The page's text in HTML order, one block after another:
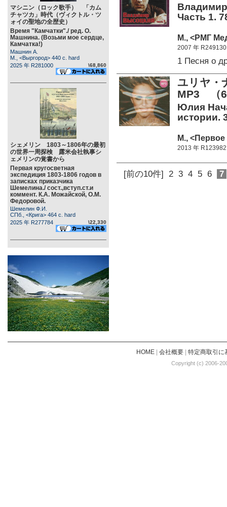
マシニン（ロック歌手） 「カム
チャツカ」時代（ヴィクトル・ツ
ォイの聖地の全歴史）
Время "Камчатки"./ ред. О.
Машнина. (Возьми мое сердце,
Камчатка!)
Машнин А.
М., <Выргород> 440 c. hard
2025 年 R281000
\68,860
シェメリン 1803～1806年の最初
の世界一周探検 露米会社執事シ
ェメリンの覚書から
Первая кругосветная
экспедиция 1803-1806 годов в
записках приказчика
Шемелина./ сост.,вступ.ст.и
коммент. К.А. Можайской, О.М.
Федоровой.
Шемелин Ф.И.
СПб., <Крига> 464 c. hard
2025 年 R277784
\22,330
Часть 1.
М., <РМГ
2007 年 R249130
1 Песня о
ユリヤ
MP3 （
Юлия
истории.
М., <Первое
2013 年 R123982
[前の10件] 2 3 4 5 6 7
HOME| 会社概要| 特定商取引に
Copyright (c) 2006-